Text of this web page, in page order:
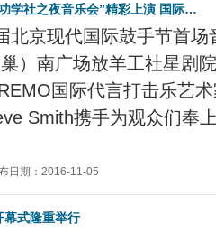
学社之夜音乐会”精彩上演 国际…
北京现代国际鼓手节首场
）南广场放羊工社星剧
国际代言打击乐艺
Smith携手为观众们奉
日期：2016-11-05
幕式隆重举行